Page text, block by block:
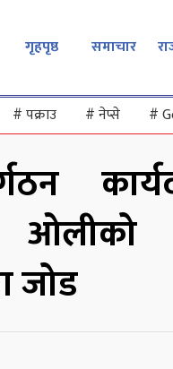
गृहपृष्ठ समाचार
#पक्राउ #नेप्से #
ओलीको
जोड